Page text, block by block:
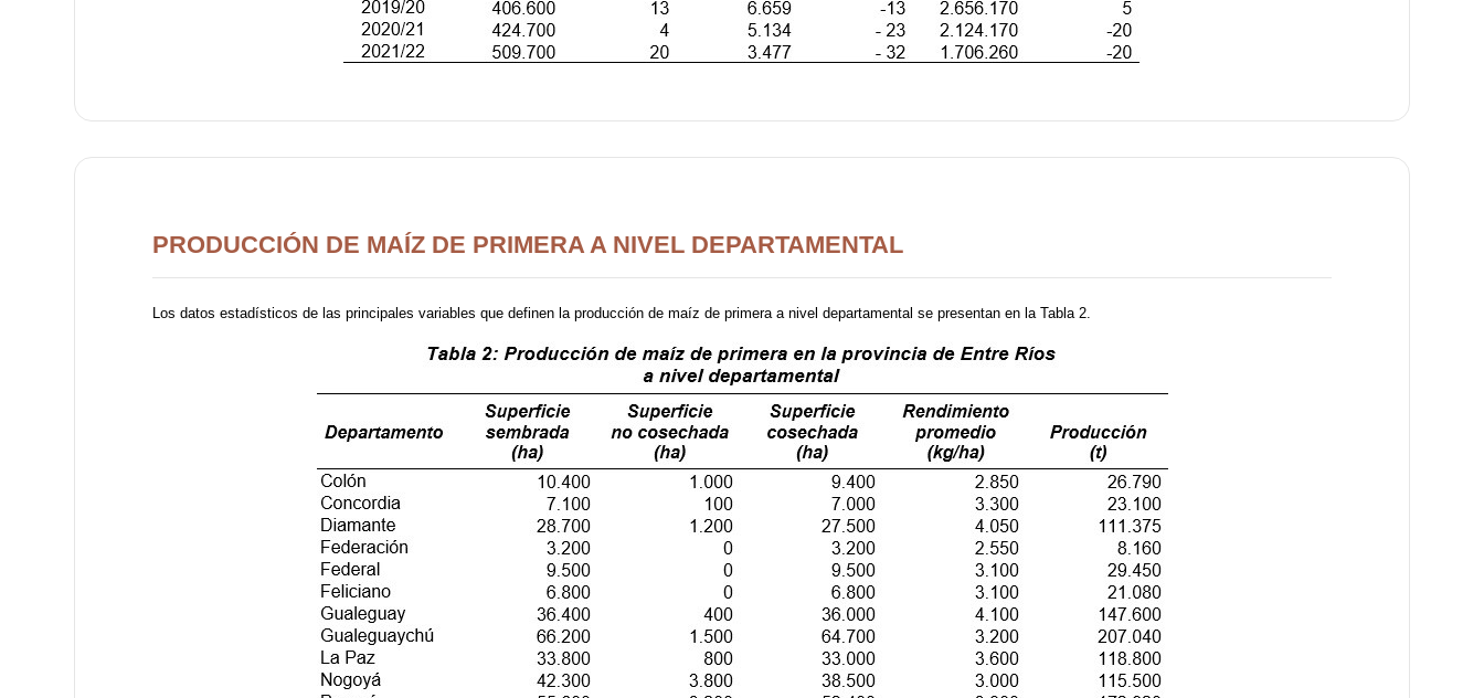
PRODUCCIÓN DE MAÍZ DE PRIMERA A NIVEL DEPARTAMENTAL
Los datos estadísticos de las principales variables que definen la producción de maíz de primera a nivel departamental se presentan en la Tabla 2.